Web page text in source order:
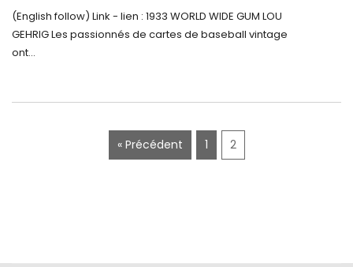
décembre 2020
novembre 2020
septembre 2020
5500$ aux Enchères
(English follow) Link - lien : 1933 WORLD WIDE GUM LOU
GEHRIG Les passionnés de cartes de baseball vintage
ont...
« Précédent 1 2